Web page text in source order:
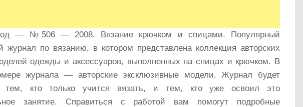
— №506 — 2008. Вязание крючком и спицами. Популярный
журнал по вязанию, в котором представлена коллекция авторских
одежды и аксессуаров, выполненных на спицах и крючком. В
журнала — авторские эксклюзивные модели. Журнал будет
тем, кто только учится вязать, и тем, кто уже освоил это
занятие. Справиться с работой вам помогут подробные